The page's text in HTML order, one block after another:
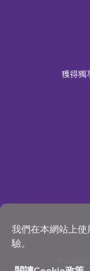
我們在本網站上
驗。
獲得獨